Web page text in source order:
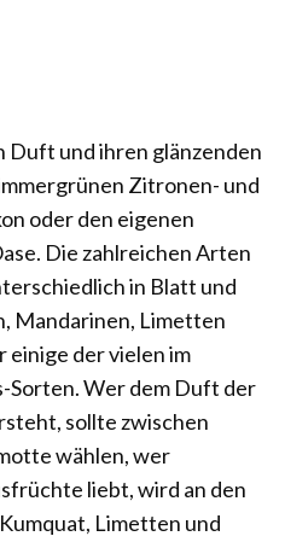
und ihren glänzenden
Zitronen- und
oder den eigenen
Die zahlreichen Arten
in Blatt und
Mandarinen, Limetten
einige der vielen im
Sorten. Wer dem Duft der
sollte zwischen
wählen, wer
liebt, wird an den
Limetten und